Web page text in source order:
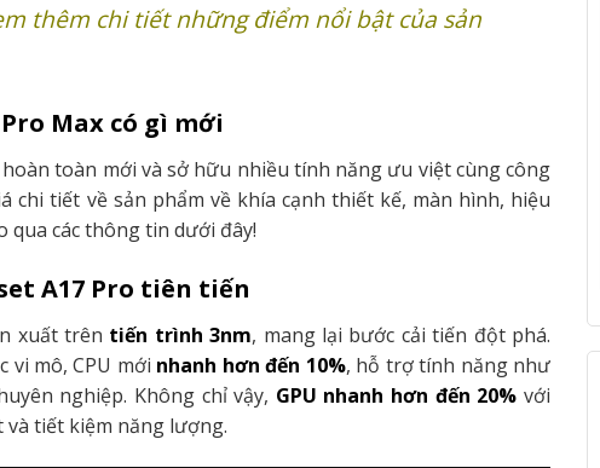
thêm chi tiết những điểm nổi bật của sản
Max có gì mới
toàn mới và sở hữu nhiều tính năng ưu việt cùng công
chi tiết về sản phẩm về khía cạnh thiết kế, màn hình, hiệu
qua các thông tin dưới đây!
A17 Pro tiên tiến
xuất trên tiến trình 3nm, mang lại bước cải tiến đột phá.
mô, CPU mới nhanh hơn đến 10%, hỗ trợ tính năng như
nghiệp. Không chỉ vậy, GPU nhanh hơn đến 20% với
tiết kiệm năng lượng.